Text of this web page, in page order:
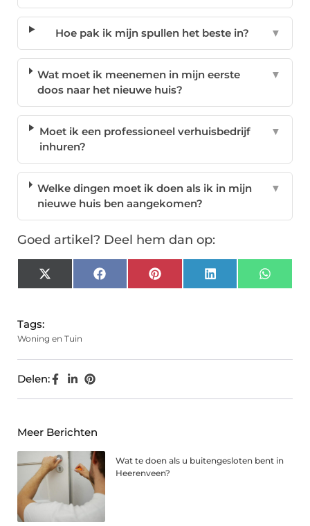
Hoe pak ik mijn spullen het beste in? ▼
Wat moet ik meenemen in mijn eerste
doos naar het nieuwe huis?
▼
Moet ik een professioneel verhuisbedrijf
inhuren?
▼
Welke dingen moet ik doen als ik in mijn
nieuwe huis ben aangekomen?
▼
Goed artikel? Deel hem dan op:
X
(Twitter)
FacebookPinterest LinkedIn
Tags:
Woning en Tuin
Delen:
Meer Berichten
Wat te doen als u buitengesloten bent in
Heerenveen?